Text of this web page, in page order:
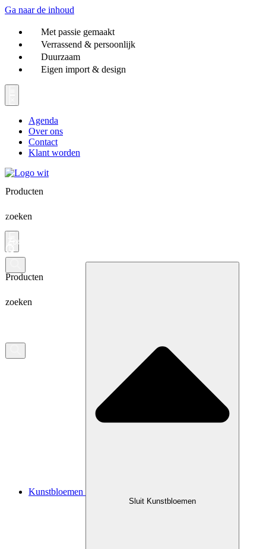
Ga naar de inhoud
Met passie gemaakt
Verrassend & persoonlijk
Duurzaam
Eigen import & design
Agenda
Over ons
Contact
Klant worden
Producten
zoeken
Producten
zoeken
Kunstbloemen
Sluit Kunstbloemen